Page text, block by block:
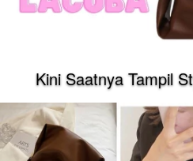
Kini Saatnya Tampil